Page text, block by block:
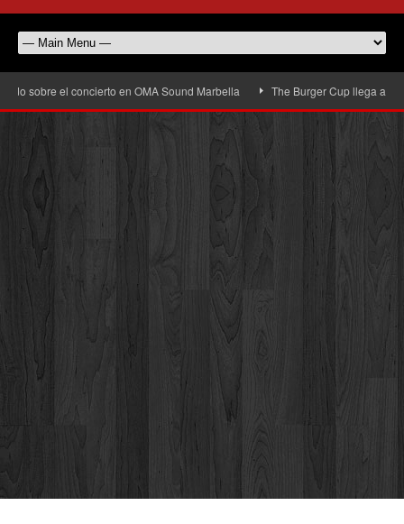
el concierto en OMA Sound Marbella The Burger Cup llega a San